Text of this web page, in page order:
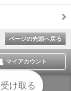
ページの先頭へ戻る
マイアカウント
PC版
受け取る